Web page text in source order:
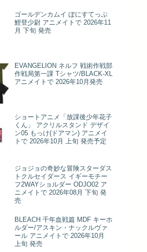
ゴールデンカムイ ぽにすてっぷ
鯉登少尉 アニメイトで 2026年11
月 下旬 発売
EVANGELION ネルフ 戦術作戦部
作戦局第一課 Tシャツ/BLACK-XL
アニメイトで 2026年10月発売
ショートアニメ「放課後少年花子
くん」 アクリルスタンド デザイ
ン05 もっけ(ドアマン) アニメイ
トで 2026年10月 上旬 発売予定
ジョジョの奇妙な冒険スターダス
トクルセイダース イギーモチー
フ2WAYショルダー ODJO02 ア
ニメイトで 2026年08月 下旬 発
売
BLEACH 千年血戦篇 MDF キーホ
ルダー/アスキン・ナックルヴァ
ール アニメイトで 2026年10月
上旬 発売